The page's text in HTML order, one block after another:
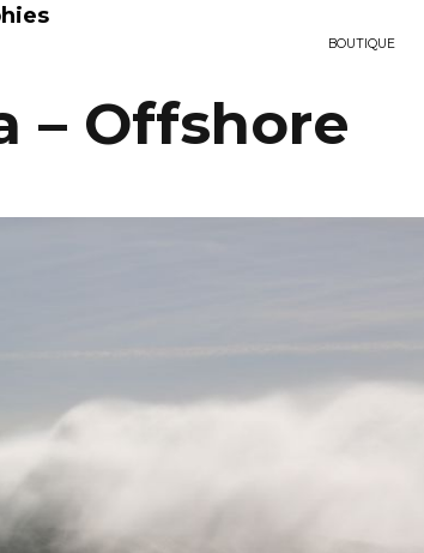
BOUTIQUE
– Offshore